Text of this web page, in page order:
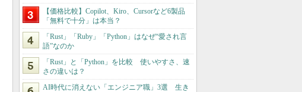
【価格比較】Copilot、Kiro、Cursorなど6製品
「無料で十分」は本当？
「Rust」「Ruby」「Python」はなぜ“愛され言
語”なのか
「Rust」と「Python」を比較 使いやすさ、速
さの違いは？
AI時代に消えない「エンジニア職」3選 生き